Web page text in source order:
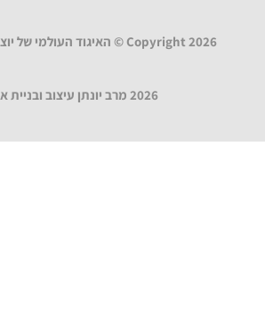
Copyright 2026 © האיגוד העולמי של יוצאי ווהלין בישראל
2026 מרב יונתן עיצוב ובניית אתרים